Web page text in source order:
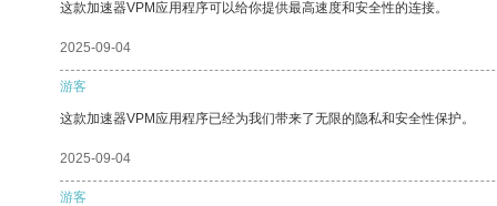
这款加速器VPM应用程序可以给你提供最高速度和安全性的连接。
2025-09-04
游客
这款加速器VPM应用程序已经为我们带来了无限的隐私和安全性保护。
2025-09-04
游客